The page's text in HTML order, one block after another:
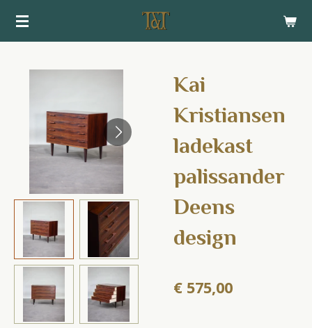
Ga
Kai
Kristiansen
ladekast
palissander
Deens
design
€ 575,00